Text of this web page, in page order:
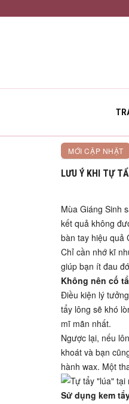
MỚI CẬP NHẬT
LƯU Ý KHI TỰ
Mùa Giáng Sinh
kết quả không
bàn tay hiệu quả
Chỉ cần nhớ kĩ
giúp bạn ít đau
Không nên cố
Điều kiện lý
tẩy lông sẽ khó
mĩ mãn nhất.
Ngược lại, nếu
khoát và bạn
hành wax. Một
Sử dụng kem